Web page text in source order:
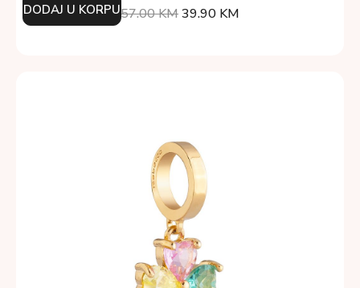
57.00KM39.90 KM
DODAJ U KORPU